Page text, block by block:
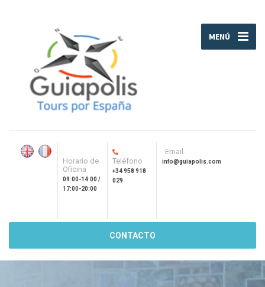
MENÚ
Horario de
Oficina
09:00-14:00 /
17:00-20:00
Teléfono
+34 958 918
029
Email
info@guiapolis.com
CONTACTO